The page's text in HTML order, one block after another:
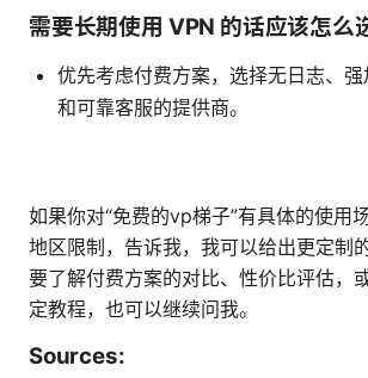
需要长期使用 VPN 的话应该怎么
优先考虑付费方案，选择无日志、
和可靠客服的提供商。
如果你对“免费的vp梯子”有具体的使用
地区限制，告诉我，我可以给出更定制
要了解付费方案的对比、性价比评估，
定教程，也可以继续问我。
Sources: